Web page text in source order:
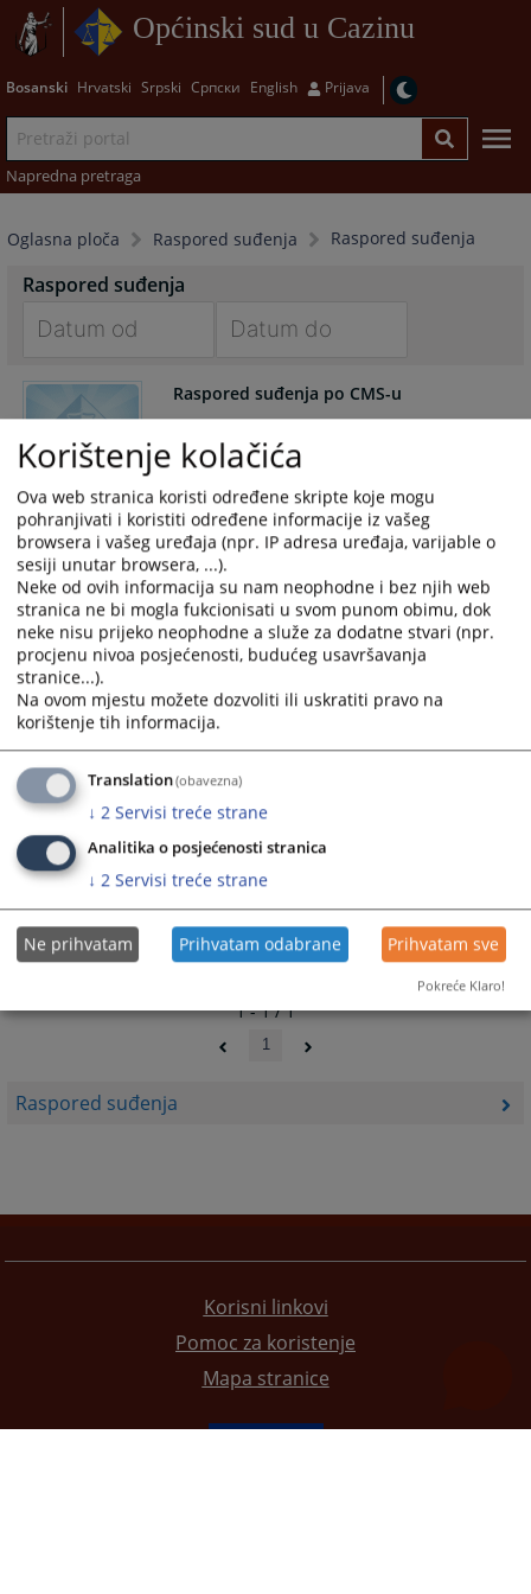
Općinski sud u Cazinu
Bosanski Hrvatski Srpski Српски English Prijava
Napredna pretraga
Oglasna ploča Raspored suđenja Raspored suđenja
Raspored suđenja
Raspored suđenja
forward
to
interact
with
the
calendar
and
select
a
date.
Press
the
question
mark
key
get
the
keyboard
shortcuts
for
changing
dates.
forward
to
interact
with
the
calendar
and
select
a
date.
Press
question
mark
key
to
get
the
shortcuts
for
changing
dates.
Raspored suđenja po CMS-u
1 - 1 / 1
1
Korisni linkovi
Pomoc za koristenje
Mapa stranice
Korištenje kolačića
Ova web stranica koristi određene skripte koje mogu
pohranjivati i koristiti određene informacije iz vašeg
browsera i vašeg uređaja (npr. IP adresa uređaja, varijable o
sesiji unutar browsera, ...).
Neke od ovih informacija su nam neophodne i bez njih web
stranica ne bi mogla fukcionisati u svom punom obimu, dok
neke nisu prijeko neophodne a služe za dodatne stvari (npr.
procjenu nivoa posjećenosti, budućeg usavršavanja
stranice...).
Na ovom mjestu možete dozvoliti ili uskratiti pravo na
korištenje tih informacija.
Translation(obavezna)
↓ 2 Servisi treće strane
Analitika o posjećenosti stranica
↓ 2 Servisi treće strane
Ne prihvatam Prihvatam odabrane Prihvatam sve
Pokreće Klaro!